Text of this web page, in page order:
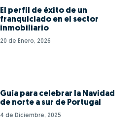
El perfil de éxito de un
franquiciado en el sector
inmobiliario
20 de Enero, 2026
Guía para celebrar la Navidad
de norte a sur de Portugal
4 de Diciembre, 2025